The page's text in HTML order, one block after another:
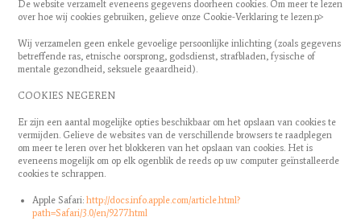
De website verzamelt eveneens gegevens doorheen cookies. Om meer te lezen
over hoe wij cookies gebruiken, gelieve onze Cookie-Verklaring te lezen.p>
Wij verzamelen geen enkele gevoelige persoonlijke inlichting (zoals gegevens
betreffende ras, etnische oorsprong, godsdienst, strafbladen, fysische of
mentale gezondheid, seksuele geaardheid).
COOKIES NEGEREN
Er zijn een aantal mogelijke opties beschikbaar om het opslaan van cookies te
vermijden. Gelieve de websites van de verschillende browsers te raadplegen
om meer te leren over het blokkeren van het opslaan van cookies. Het is
eveneens mogelijk om op elk ogenblik de reeds op uw computer geïnstalleerde
cookies te schrappen.
Apple Safari:http://docs.info.apple.com/article.html?
path=Safari/3.0/en/9277.html